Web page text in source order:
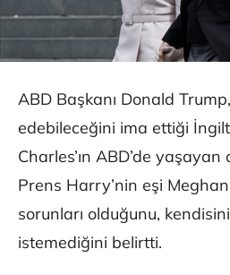
ABD Başkanı Donald Trump,
edebileceğini ima ettiği
Charles’ın ABD’de
Prens Harry’nin eşi
sorunları olduğunu, kendisini
istemediğini belirtti.